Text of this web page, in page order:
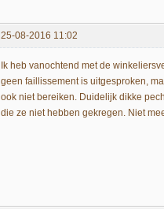
25-08-2016 11:02
Ik heb vanochtend met de
geen faillissement is uitgesproken,
ook niet bereiken. Duidelijk dikke
die ze niet hebben gekregen. Niet